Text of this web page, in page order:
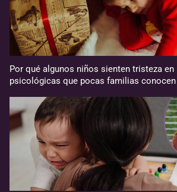
Por qué algunos niños sienten tristeza en
psicológicas que pocas familias conocen